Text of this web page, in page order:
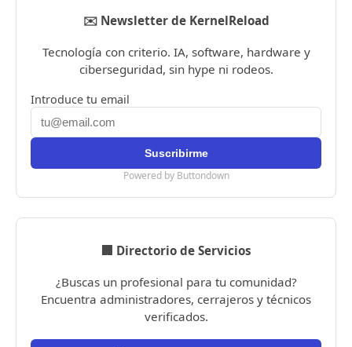
✉️ Newsletter de KernelReload
Tecnología con criterio. IA, software, hardware y
ciberseguridad, sin hype ni rodeos.
Introduce tu email
Powered by Buttondown
🏢 Directorio de Servicios
¿Buscas un profesional para tu comunidad?
Encuentra administradores, cerrajeros y técnicos
verificados.